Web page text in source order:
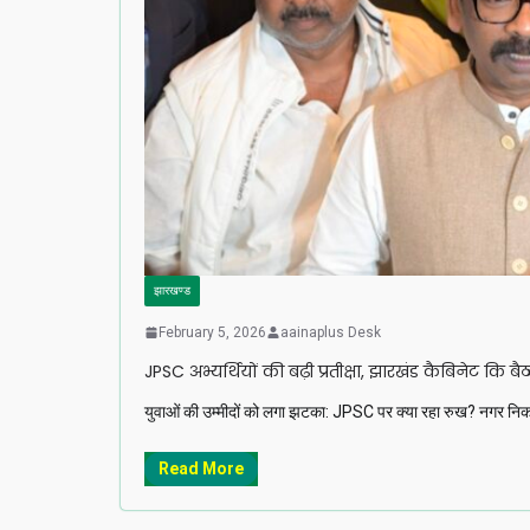
झारखण्ड
February 5, 2026 aainaplus Desk
JPSC अभ्यर्थियों की बढ़ी प्रतीक्षा, झारखंड कैबिनेट
युवाओं की उम्मीदों को लगा झटका: JPSC पर क्या रहा रुख? नगर
Read More